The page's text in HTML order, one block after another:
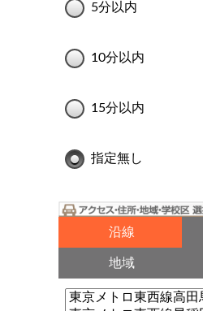
5分以内
10分以内
15分以内
指定無し
沿線
地域